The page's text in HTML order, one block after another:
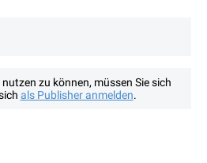
zu können, müssen Sie sich
als Publisher anmelden.